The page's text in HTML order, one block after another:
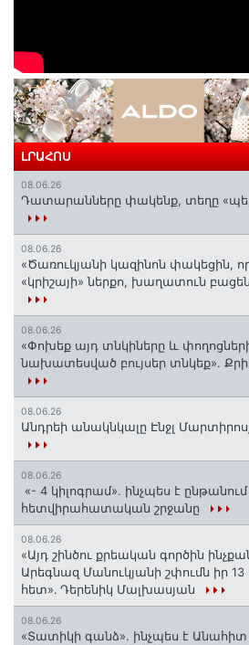
ԼՐԱՀՈՍ
08.06.26
Դատարանները փակենք, տեղը
08.06.26
«Ծառուկյանի կազինոն փակեցին,
«կրիշայի» ներքո, խաղատուն
08.06.26
«Փոխեք այդ տնկիները և
նախատեսված բույսեր տնկեք».
08.06.26
Անդրեի անակնկալը Էնջլ
08.06.26
«- 4 կիլոգրամ». ինչպես է
հետվիրահատական շրջանը
08.06.26
«Այդ շինծու քրեական գործին
Արեգնազ Մանուկյանի շփումն իր
հետ»․ Դերենիկ Մալխասյան
08.06.26
«Տատիկի գանձ». ինչպես է Անահիտ